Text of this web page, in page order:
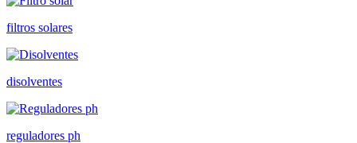
filtros solares
disolventes
reguladores ph